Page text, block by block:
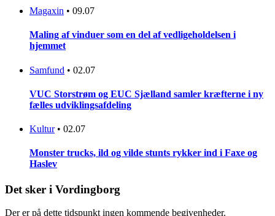
Magaxin • 09.07
Maling af vinduer som en del af vedligeholdelsen i
hjemmet
Samfund • 02.07
VUC Storstrøm og EUC Sjælland samler kræfterne i ny
fælles udviklingsafdeling
Kultur • 02.07
Monster trucks, ild og vilde stunts rykker ind i Faxe og
Haslev
Det sker i Vordingborg
Der er på dette tidspunkt ingen kommende begivenheder.